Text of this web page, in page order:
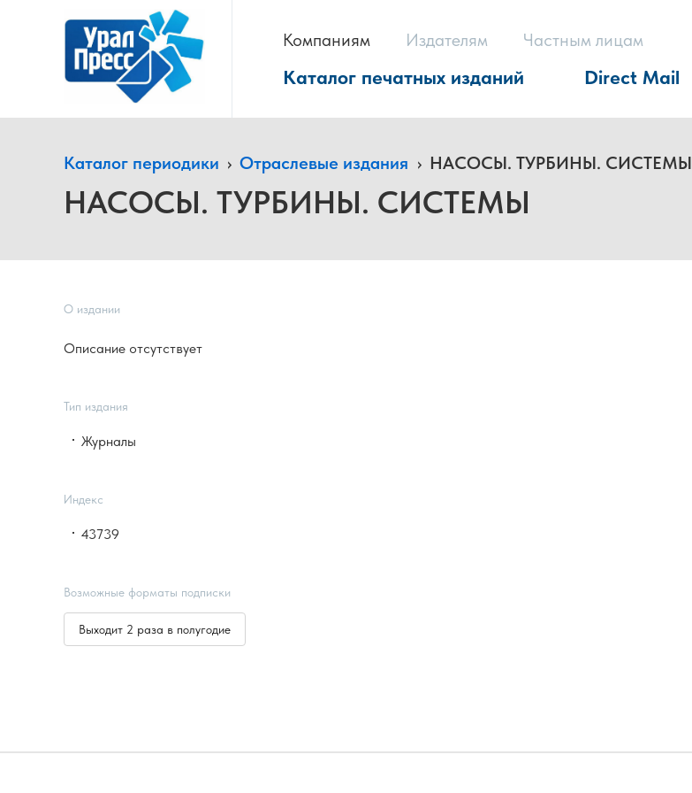
Компаниям Издателям Частным лицам
Каталог печатных изданий Direct Mail
Каталог периодики › Отраслевые издания › НАСОСЫ. ТУРБИНЫ. СИСТЕМЫ
НАСОСЫ. ТУРБИНЫ. СИСТЕМЫ
О издании
Описание отсутствует
Тип издания
Журналы
Индекс
43739
Возможные форматы подписки
Выходит 2 раза в полугодие